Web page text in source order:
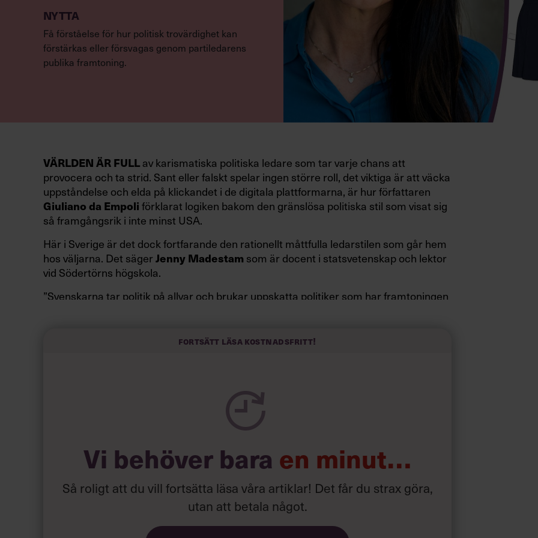
NYTTA
Få förståelse för hur politisk trovärdighet kan
förstärkas eller försvagas genom partiledarens
publika framtoning.
VÄRLDEN ÄR FULL av karismatiska politiska ledare som tar varje chans att
provocera och ta strid. Sant eller falskt spelar ingen större roll, det viktiga är att väcka
uppståndelse och elda på klickandet i de digitala plattformarna, är hur författaren
Giuliano da Empoli förklarat logiken bakom den gränslösa politiska stil som visat sig
så framgångsrik i inte minst USA.
Här i Sverige är det dock fortfarande den rationellt måttfulla ledarstilen som går hem
hos väljarna. Det säger Jenny Madestam som är docent i statsvetenskap och lektor
vid Södertörns högskola.
”Svenskarna tar politik på allvar och brukar uppskatta politiker som har framtoningen
sammanfatta de önskningar som svenskarna för fram i undersökningar.”
Siri Wikander: ”Led som i början av pandemin”
Fortsätt läsa kostnadsfritt!
Vi behöver bara en minut…
Så roligt att du vill fortsätta läsa våra artiklar! Det får du strax göra,
utan att betala något.